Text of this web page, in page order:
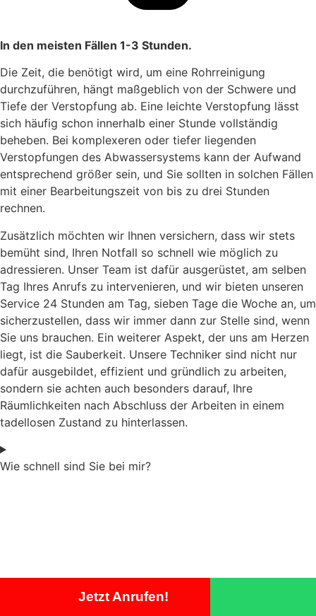
In den meisten Fällen 1-3 Stunden.
Die Zeit, die benötigt wird, um eine Rohrreinigung
durchzuführen, hängt maßgeblich von der Schwere und
Tiefe der Verstopfung ab. Eine leichte Verstopfung lässt
sich häufig schon innerhalb einer Stunde vollständig
beheben. Bei komplexeren oder tiefer liegenden
Verstopfungen des Abwassersystems kann der Aufwand
entsprechend größer sein, und Sie sollten in solchen Fällen
mit einer Bearbeitungszeit von bis zu drei Stunden
rechnen.
Zusätzlich möchten wir Ihnen versichern, dass wir stets
bemüht sind, Ihren Notfall so schnell wie möglich zu
adressieren. Unser Team ist dafür ausgerüstet, am selben
Tag Ihres Anrufs zu intervenieren, und wir bieten unseren
Service 24 Stunden am Tag, sieben Tage die Woche an, um
sicherzustellen, dass wir immer dann zur Stelle sind, wenn
Sie uns brauchen. Ein weiterer Aspekt, der uns am Herzen
liegt, ist die Sauberkeit. Unsere Techniker sind nicht nur
dafür ausgebildet, effizient und gründlich zu arbeiten,
sondern sie achten auch besonders darauf, Ihre
Räumlichkeiten nach Abschluss der Arbeiten in einem
tadellosen Zustand zu hinterlassen.
Wie schnell sind Sie bei mir?
Jetzt Anrufen!